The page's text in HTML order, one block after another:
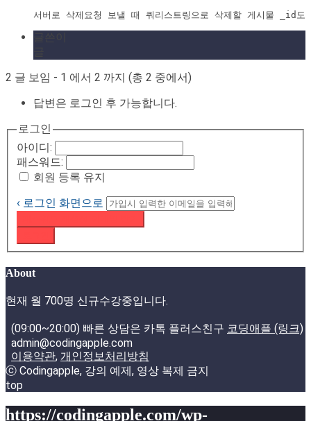
서버로 삭제요청 보낼 때 쿼리스트링으로 삭제할 게시물 _id도
2 글 보임 - 1 에서 2 까지 (총 2 중에서)
답변은 로그인 후 가능합니다.
로그인
아이디:
패스워드:
회원 등록 유지
‹ 로그인 화면으로
About
현재 월 700명 신규수강중입니다.
(09:00~20:00) 빠른 상담은 카톡 플러스친구 코딩애플 (링크)
admin@codingapple.com
이용약관, 개인정보처리방침
ⓒ Codingapple, 강의 예제, 영상 복제 금지
top
https://codingapple.com/wp-